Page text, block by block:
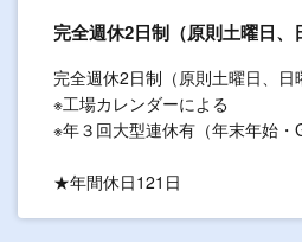
完全週休2日制（原則土曜日、
完全週休2日制（原則土曜日、日
※工場カレンダーによる
※年３回大型連休有（年末年始・
★年間休日121日